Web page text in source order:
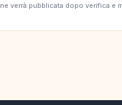
verrà pubblicata dopo verifica e